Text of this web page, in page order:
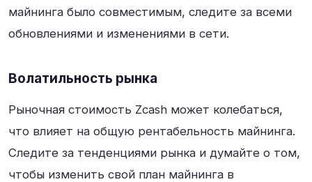
майнинга было совместимым, следите за всеми
обновлениями и изменениями в сети.
Волатильность рынка
Рыночная стоимость Zcash может колебаться,
что влияет на общую рентабельность майнинга.
Следите за тенденциями рынка и думайте о том,
чтобы изменить свой план майнинга в